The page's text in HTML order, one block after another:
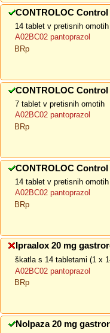
CONTROLOC
14 tablet v pretisnih omotih
A02BC02 pantoprazol
BRp
CONTROLOC
7 tablet v pretisnih omotih
A02BC02 pantoprazol
BRp
CONTROLOC
14 tablet v pretisnih
A02BC02 pantoprazol
BRp
Ipraalox 20 mg
škatla s 14 tabletami (1 x
A02BC02 pantoprazol
BRp
Nolpaza 20 mg